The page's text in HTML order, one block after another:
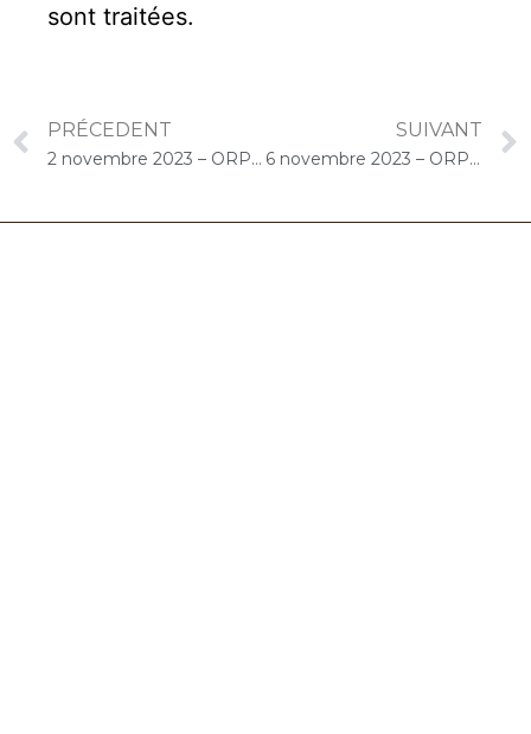
sont traitées.
PRÉCEDENT
2 novembre 2023 – ORPEA René Legros (Dourdan) : Concert « Cello Solo »
SUIVANT
6 novembre 2023 – ORPEA Saint-Jacques (Paris) : Concert « Cello Solo »